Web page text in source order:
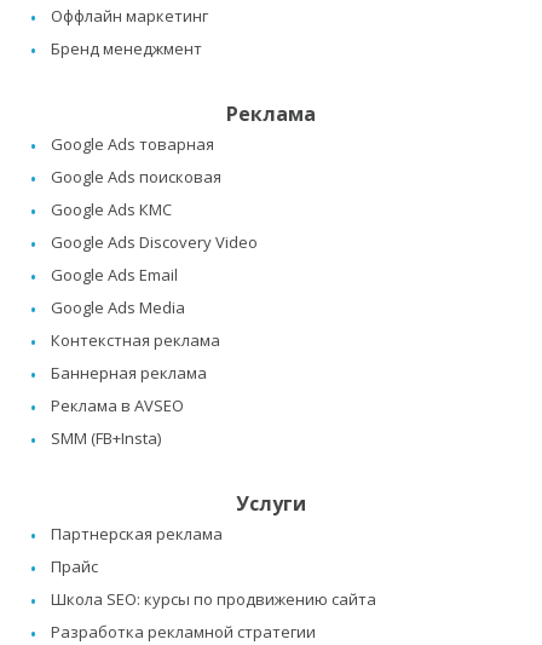
Оффлайн маркетинг
Бренд менеджмент
Реклама
Google Ads товарная
Google Ads поисковая
Google Ads КМС
Google Ads Discovery Video
Google Ads Email
Google Ads Media
Контекстная реклама
Баннерная реклама
Реклама в AVSEO
SMM (FB+Insta)
Услуги
Партнерская реклама
Прайс
Школа SEO: курсы по продвижению сайта
Разработка рекламной стратегии